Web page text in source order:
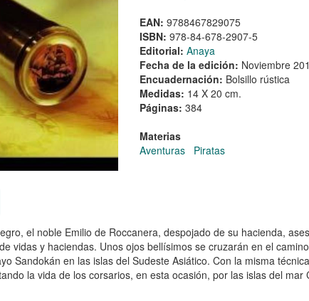
EAN: 9788467829075
ISBN: 978-84-678-2907-5
Editorial: Anaya
Fecha de la edición: Noviembre
Encuadernación: Bolsillo rústica
Medidas: 14 X 20 cm.
Páginas: 384
Materias
Aventuras
Piratas
el noble Emilio de Roccanera, despojado de su hacienda,
vidas y haciendas. Unos ojos bellísimos se cruzarán en el
Sandokán en las islas del Sudeste Asiático. Con la misma
la vida de los corsarios, en esta ocasión, por las islas del